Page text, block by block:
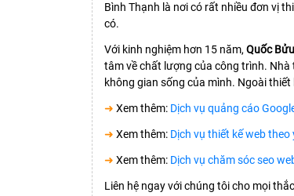
Bình Thạnh là nơi có rất nhiều đơn vị
có.
Với kinh nghiệm hơn 15 năm, Quốc
tâm về chất lượng của công trình. Nhà
không gian sống của mình. Ngoài
➜ Xem thêm: Dịch vụ quảng cáo
➜ Xem thêm: Dịch vụ thiết kế web theo
➜ Xem thêm: Dịch vụ chăm sóc seo
Liên hệ ngay với chúng tôi cho mọi